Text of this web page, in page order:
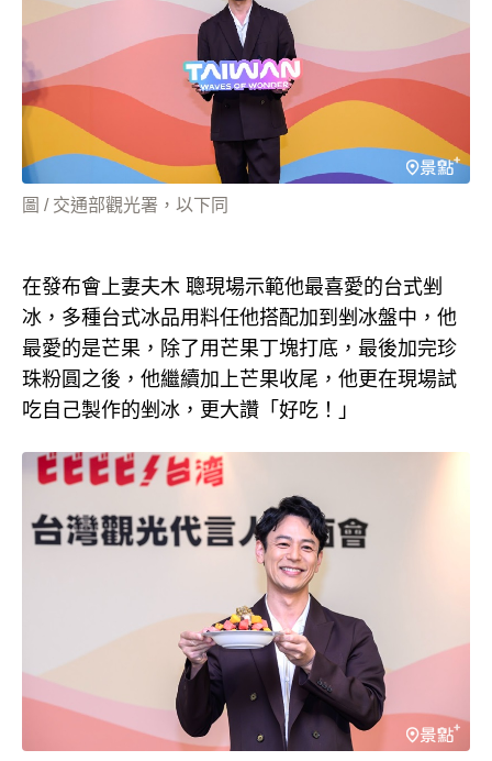
圖 / 交通部觀光署，以下同
在發布會上妻夫木 聰現場示範他最喜愛的台式剉
冰，多種台式冰品用料任他搭配加到剉冰盤中，他
最愛的是芒果，除了用芒果丁塊打底，最後加完珍
珠粉圓之後，他繼續加上芒果收尾，他更在現場試
吃自己製作的剉冰，更大讚「好吃！」